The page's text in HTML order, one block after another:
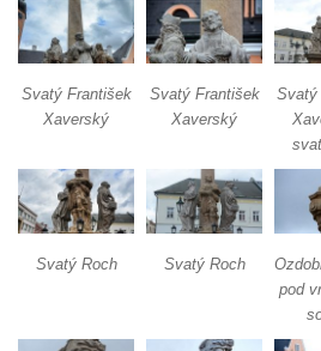
Blatné
Sloup Panny Marie Polické v Horní
Sloup Panny Marie v Horní Polici
Sloup se sochou svatého
Sloup Panny Marie u Černýše
Sloup Panny Marie v Okounově
Sloup Panny Marie v Hradci Králové
Sloup s kaplicí v Železném Brodě
Svatý František
Xaverský
Svatý František
Xaverský
Svatý
Svatý Roch Svatý Roch
pod